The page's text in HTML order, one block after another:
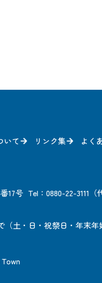
いて リンク集 よく
17号 Tel：0880-22-3111（
（土・日・祝祭日・年末年